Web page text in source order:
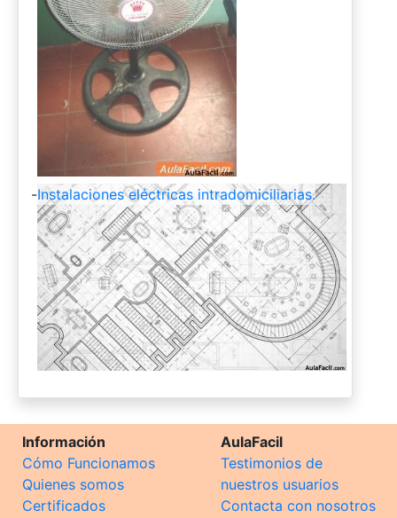
-Instalaciones eléctricas intradomiciliarias.
Información
Cómo Funcionamos
Quienes somos
Certificados
AulaFacil
Testimonios de
nuestros usuarios
Contacta con nosotros